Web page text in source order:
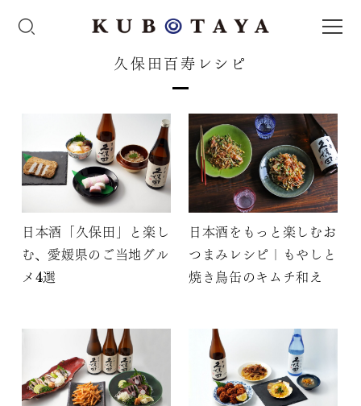
久保田百寿レシピ
日本酒「久保田」と楽し
む、愛媛県のご当地グル
メ4選
日本酒をもっと楽しむお
つまみレシピ｜もやしと
焼き鳥缶のキムチ和え